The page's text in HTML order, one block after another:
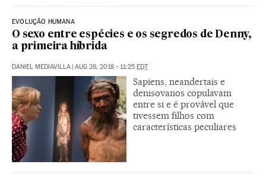
EVOLUÇÃO HUMANA
O sexo entre espécies e os segredos de Denny,
a primeira híbrida
DANIEL MEDIAVILLA | AUG 26, 2018 - 11:25 EDT
Sapiens, neandertais e
denisovanos copulavam
entre si e é provável que
tivessem filhos com
características peculiares